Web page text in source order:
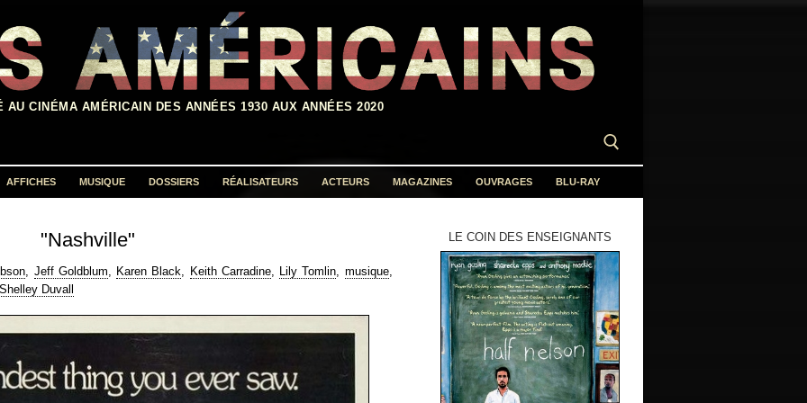
CINÉMA AMÉRICAIN DES ANNÉES 1930 AUX ANNÉES 2020
AFFICHES MUSIQUE DOSSIERS RÉALISATEURS ACTEURS MAGAZINES OUVRAGES BLU-RAY
"Nashville"
, Jeff Goldblum, Karen Black, Keith Carradine, Lily Tomlin, musique,
Shelley Duvall
LE COIN DES ENSEIGNANTS